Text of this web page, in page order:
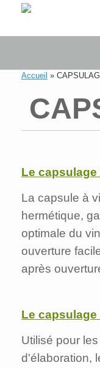
Accueil »
Le capsulage
La capsule à
hermétique,
optimale du
ouverture
après
Le
Utilisé pour
d'élaboration,